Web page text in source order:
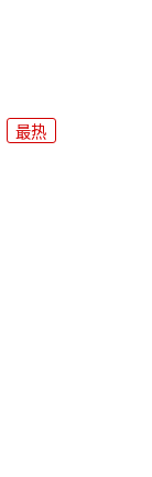
最热